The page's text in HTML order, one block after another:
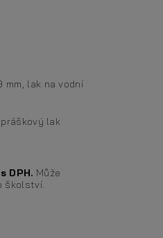
lak na vodní
lak
DPH. Může
školství.